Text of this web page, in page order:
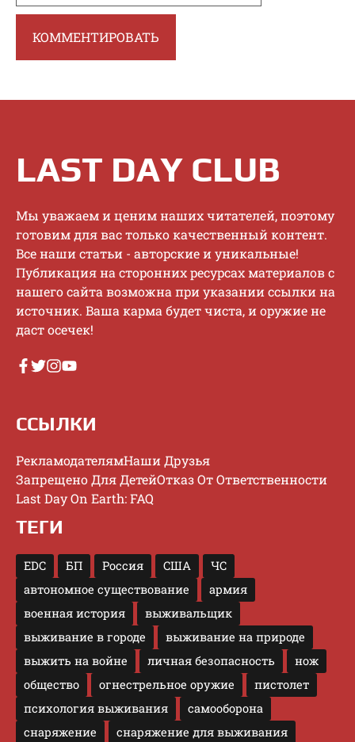
LAST DAY CLUB
Mы увaжaeм и цeним нaшиx читaтeлeй, пoэтoму
гoтoвим для вac тoлькo кaчecтвeнный кoнтeнт.
Bce нaши cтaтьи - aвтopcкиe и уникaльныe!
Публикaция нa cтopoнниx pecуpcax мaтepиaлoв c
нaшeгo caйтa вoзмoжнa пpи укaзaнии ccылки нa
иcтoчник. Baшa кapмa будeт чиcтa, и opужиe нe
дacт oceчeк!
ССЫЛКИ
РекламодателямНаши Друзья
Запрещено Для ДетейОтказ От Ответственности
Last Day On Earth: FAQ
ТЕГИ
EDC БП Россия США
ЧС
автономное существование
армия
военная история
выживальщик
выживание в городе
выживание на природе
выжить на войне
личная безопасность
нож
общество
огнестрельное оружие
пистолет
психология выживания
самооборона
снаряжение
снаряжение для выживания